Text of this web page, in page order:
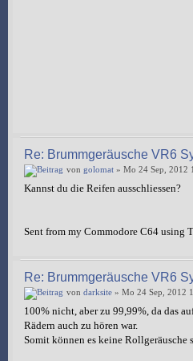
Re: Brummgeräusche VR6
von golomat » Mo 24 Sep, 2012
Kannst du die Reifen ausschliessen?
Sent from my Commodore C64 using
Re: Brummgeräusche VR6
von darksite » Mo 24 Sep, 2012
100% nicht, aber zu 99,99%, da das
Rädern auch zu hören war.
Somit können es keine Rollgeräusche